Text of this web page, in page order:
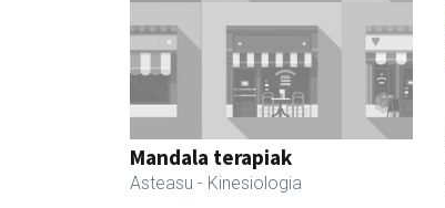
Mandala terapiak
Asteasu - Kinesiologia